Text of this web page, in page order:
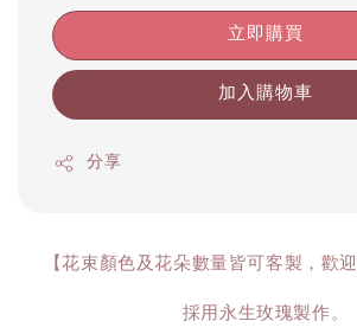
立即購買
加入購物車
分享
【花束顏色及花朵數量皆可客製，歡迎
採用永生玫瑰製作。